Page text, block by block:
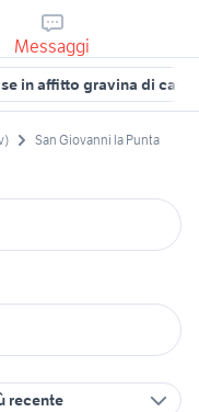
Messaggi
in affitto gravina di
San Giovanni la Punta
recente